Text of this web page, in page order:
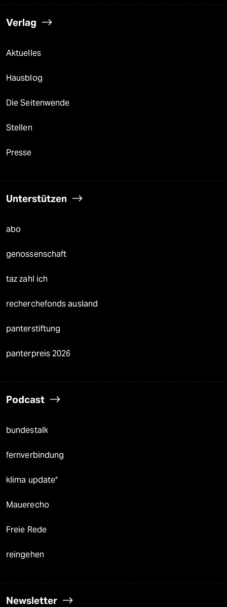
Verlag
Aktuelles
Hausblog
Die Seitenwende
Stellen
Presse
Unterstützen
abo
genossenschaft
taz zahl ich
recherchefonds ausland
panterstiftung
panterpreis 2026
Podcast
bundestalk
fernverbindung
klima update°
Mauerecho
Freie Rede
reingehen
Newsletter